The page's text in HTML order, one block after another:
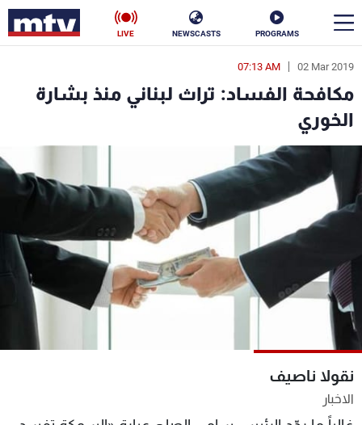
PROGRAMS
NEWSCASTS
LIVE
02 Mar 2019
07:13 AM
مكافحة الفساد: تراث لبناني منذ بشارة
الخوري
نقولا ناصيف
الاخبار
en
الأخبار
سياسة
إقتصاد فن
منوعات رياضة
كأس العالم
البرامج
جدول البرامج
شاهد البرامج
الترددات